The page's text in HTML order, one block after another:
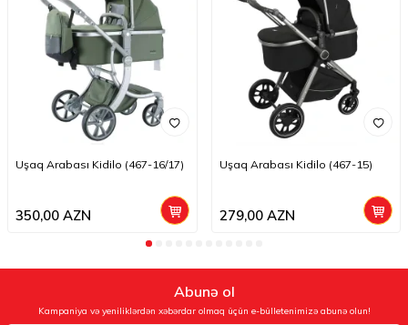
Uşaq Arabası Kidilo (467-16/17)
350,00 AZN
Uşaq Arabası Kidilo (467-15)
279,00AZN
Abunə ol
Kampaniya və yeniliklərdən xəbərdar olmaq üçün e-bülletenimizə abunə olun!